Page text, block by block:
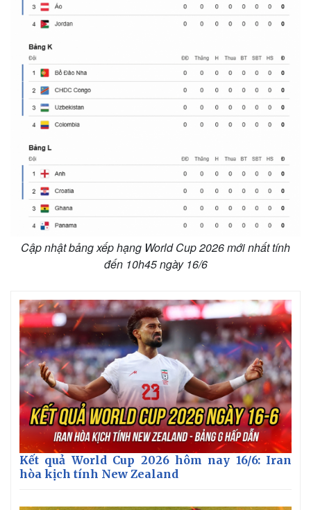
Cập nhật bảng xếp hạng World Cup 2026 mới nhất tính
đến 10h45 ngày 16/6
Kết quả World Cup 2026 hôm nay 16/6: Iran
hòa kịch tính New Zealand